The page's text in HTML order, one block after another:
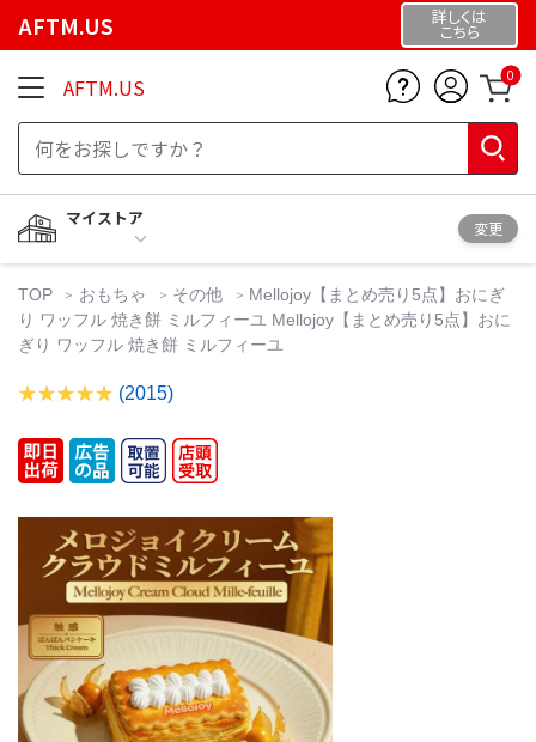
AFTM.US 詳しくは
こちら
AFTM.US 0
マイストア
変更
TOP おもちゃ その他
Mellojoy【まとめ売り5点】おにぎ
り ワッフル 焼き餅 ミルフィーユ Mellojoy【まとめ売り5点】おに
ぎり ワッフル 焼き餅 ミルフィーユ
(2015)